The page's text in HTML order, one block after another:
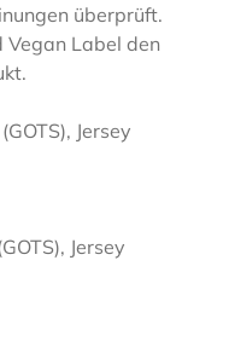
überprüft.
Label den
Jersey
Jersey